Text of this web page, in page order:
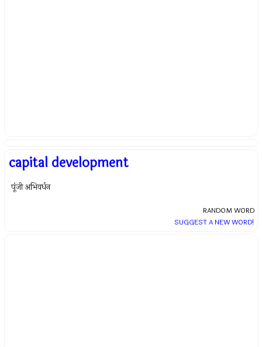
capital development
पूंजी अभिवर्धन
RANDOM WORD
SUGGEST A NEW WORD!